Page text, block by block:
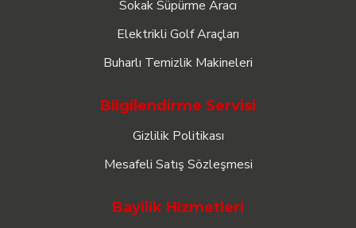
Sokak Süpürme Aracı
Elektrikli Golf Araçları
Buharlı Temizlik Makineleri
Bilgilendirme Servisi
Gizlilik Politikası
Mesafeli Satış Sözleşmesi
Bayilik Hizmetleri